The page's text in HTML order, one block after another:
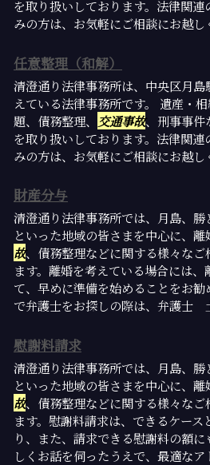
を取り扱いしております。法律関
みの方は、お気軽にご相談にお越し
任意整理（和解）
清澄通り法律事務所は、中央区月
えている法律事務所です。 遺産・
題、債務整理、
交通事故、刑事事件
を取り扱いしております。法律関
みの方は、お気軽にご相談にお越し
財産分与
清澄通り法律事務所では、月島、
といった地域の皆さまを中心に、離
故、債務整理などに関する様々なご
ます。離婚を考えている場合には
て、早めに準備を始めることをお
で弁護士をお探しの際は、弁護士
慰謝料請求
清澄通り法律事務所では、月島、
といった地域の皆さまを中心に、離
故、債務整理などに関する様々なご
ます。慰謝料請求は、できるケース
り、また、請求できる慰謝料の額
しくお話を伺ったうえで、最適な